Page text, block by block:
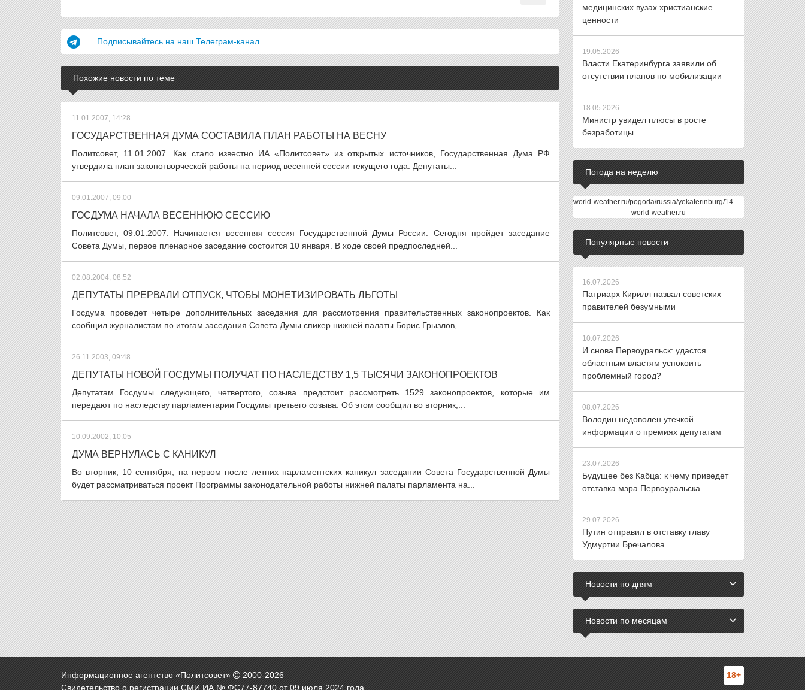
Подписывайтесь на наш Телеграм-канал
Похожие новости по теме
11.01.2007, 14:28
ГОСУДАРСТВЕННАЯ ДУМА СОСТАВИЛА ПЛАН РАБОТЫ НА ВЕСНУ
Политсовет, 11.01.2007. Как стало известно ИА «Политсовет» из открытых источников, Государственная Дума РФ
утвердила план законотворческой работы на период весенней сессии текущего года. Депутаты...
09.01.2007, 09:00
ГОСДУМА НАЧАЛА ВЕСЕННЮЮ СЕССИЮ
Политсовет, 09.01.2007. Начинается весенняя сессия Государственной Думы России. Сегодня пройдет заседание
Совета Думы, первое пленарное заседание состоится 10 января. В ходе своей предпоследней...
02.08.2004, 08:52
ДЕПУТАТЫ ПРЕРВАЛИ ОТПУСК, ЧТОБЫ МОНЕТИЗИРОВАТЬ ЛЬГОТЫ
Госдума проведет четыре дополнительных заседания для рассмотрения правительственных законопроектов. Как
сообщил журналистам по итогам заседания Совета Думы спикер нижней палаты Борис Грызлов,...
26.11.2003, 09:48
ДЕПУТАТЫ НОВОЙ ГОСДУМЫ ПОЛУЧАТ ПО НАСЛЕДСТВУ 1,5 ТЫСЯЧИ ЗАКОНОПРОЕКТОВ
Депутатам Госдумы следующего, четвертого, созыва предстоит рассмотреть 1529 законопроектов, которые им
передают по наследству парламентарии Госдумы третьего созыва. Об этом сообщил во вторник,...
10.09.2002, 10:05
ДУМА ВЕРНУЛАСЬ С КАНИКУЛ
Во вторник, 10 сентября, на первом после летних парламентских каникул заседании Совета Государственной Думы
будет рассматриваться проект Программы законодательной работы нижней палаты парламента на...
медицинских вузах христианские
ценности
19.05.2026
Власти Екатеринбурга заявили об
отсутствии планов по мобилизации
18.05.2026
Министр увидел плюсы в росте
безработицы
Погода на неделю
world-weather.ru/pogoda/russia/yekaterinburg/14days/
world-weather.ru
Популярные новости
16.07.2026
Патриарх Кирилл назвал советских
правителей безумными
10.07.2026
И снова Первоуральск: удастся
областным властям успокоить
проблемный город?
08.07.2026
Володин недоволен утечкой
информации о премиях депутатам
23.07.2026
Будущее без Кабца: к чему приведет
отставка мэра Первоуральска
29.07.2026
Путин отправил в отставку главу
Удмуртии Бречалова
Новости по дням
Новости по месяцам
Информационное агентство «Политсовет» 2000-2026
Свидетельство о регистрации СМИ ИА № ФС77-87740 от 09 июля 2024 года.
18+